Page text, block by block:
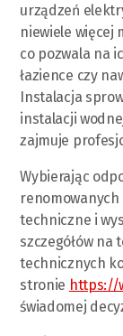
urządzeń
niewiele więcej
co pozwala na
łazience czy
Instalacja
instalacji
zajmuje
Wybierając
techniczne i
szczegółów
technicznych
stronie https://
świadomej